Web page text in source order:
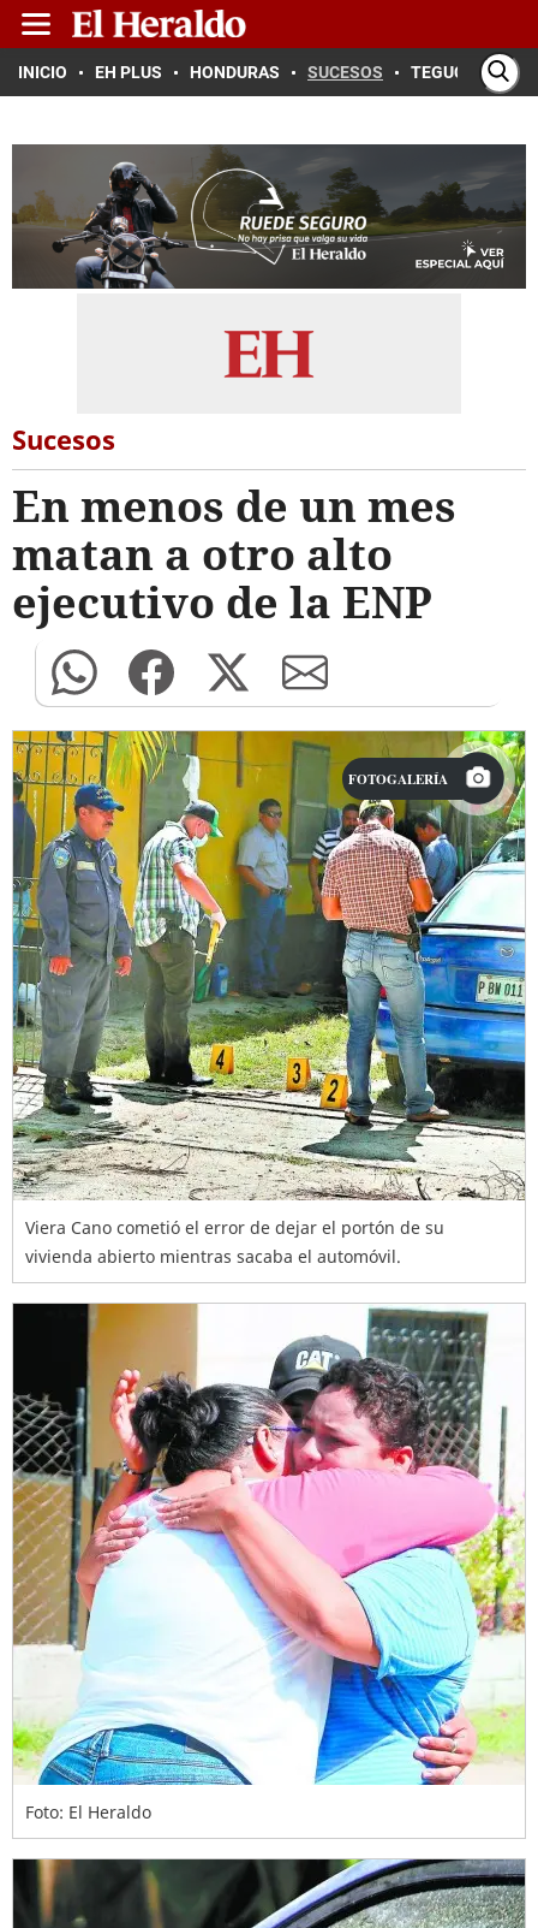
INICIO EH PLUS HONDURAS SUCESOS TEGUCIGALPA
Sucesos
En menos de un mes
matan a otro alto
ejecutivo de la ENP
FOTOGALERÍA
Viera Cano cometió el error de dejar el portón de su
vivienda abierto mientras sacaba el automóvil.
Foto: El Heraldo